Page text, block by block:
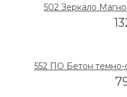
502 Зеркало
552 ПО Бетон